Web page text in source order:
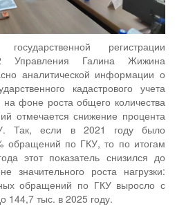
регистрации
Галина Жижина
аналитической информации о
кадастрового учета
фоне роста общего количества
отмечается снижение процента
Так, если в 2021 году было
обращений по ГКУ, то по итогам
этот показатель снизился до
роста нагрузки:
обращений по ГКУ выросло с
144,7 тыс. в 2025 году.